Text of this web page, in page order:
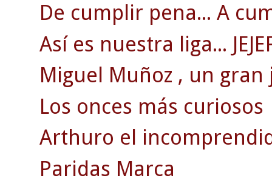
De cumplir pena... A
Así es nuestra liga...
Miguel Muñoz , un
Los onces más curiosos
Arthuro el
Paridas Marca